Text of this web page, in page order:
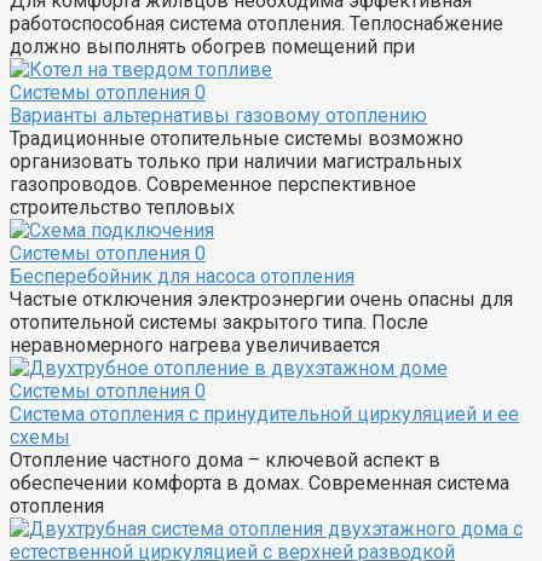
работоспособная система отопления. Теплоснабжение
должно выполнять обогрев помещений при
Системы отопления 0
Варианты альтернативы газовому отоплению
Традиционные отопительные системы возможно
организовать только при наличии магистральных
газопроводов. Современное перспективное
строительство тепловых
Системы отопления 0
Бесперебойник для насоса отопления
Частые отключения электроэнергии очень опасны для
отопительной системы закрытого типа. После
неравномерного нагрева увеличивается
Системы отопления 0
Система отопления с принудительной циркуляцией и ее
схемы
Отопление частного дома – ключевой аспект в
обеспечении комфорта в домах. Современная система
отопления